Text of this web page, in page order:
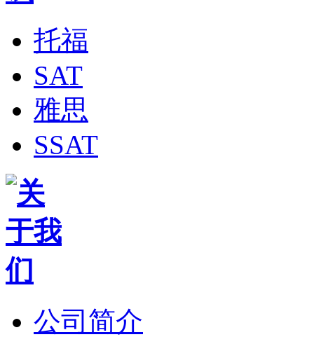
托福
SAT
雅思
SSAT
公司简介